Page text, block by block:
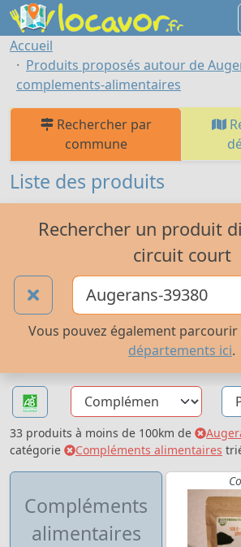
Accueil
Produits proposés autour de
complements-alimentaires
Rechercher par
commune
Liste des produits
Rechercher un produit
circuit court
Vous pouvez également
départements ici.
33 produits à moins de 100km de
catégorie
Compléments alimentaires
Compléments
alimentaires